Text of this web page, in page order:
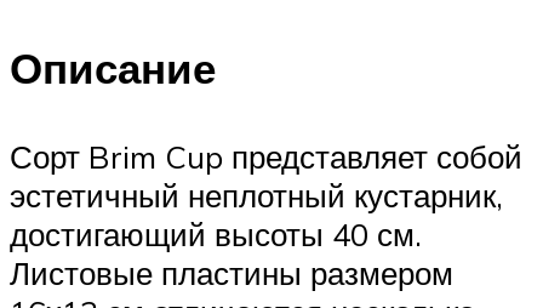
Описание
Сорт Brim Cup представляет собой
эстетичный неплотный кустарник,
достигающий высоты 40 см.
Листовые пластины размером